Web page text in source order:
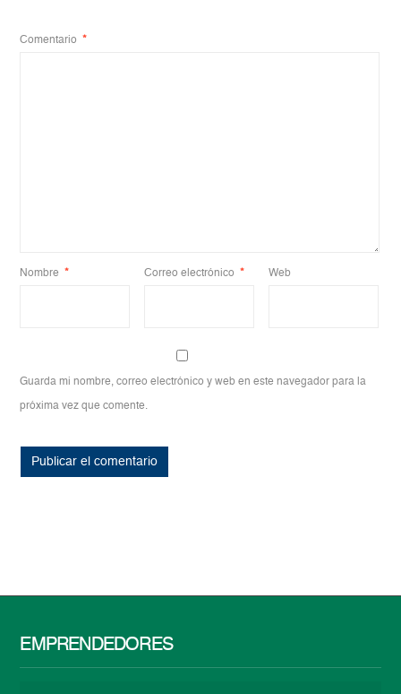
Comentario *
Nombre * Correo electrónico * Web
Guarda mi nombre, correo electrónico y web en este navegador para la
próxima vez que comente.
EMPRENDEDORES